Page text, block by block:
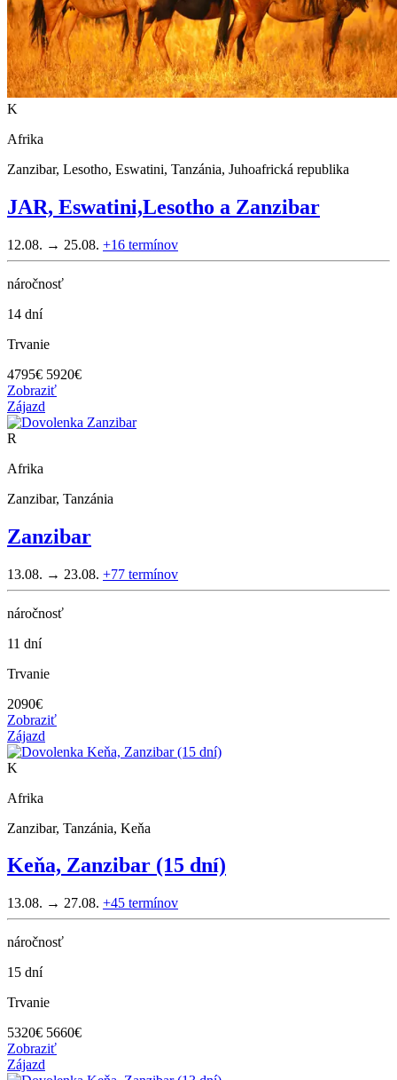
K
Afrika
Zanzibar, Lesotho, Eswatini, Tanzánia, Juhoafrická republika
JAR, Eswatini,Lesotho a Zanzibar
12.08. → 25.08. +16 termínov
náročnosť
14 dní
Trvanie
4795€ 5920€
Zobraziť
Zájazd
R
Afrika
Zanzibar, Tanzánia
Zanzibar
13.08. → 23.08. +77 termínov
náročnosť
11 dní
Trvanie
2090€
Zobraziť
Zájazd
K
Afrika
Zanzibar, Tanzánia, Keňa
Keňa, Zanzibar (15 dní)
13.08. → 27.08. +45 termínov
náročnosť
15 dní
Trvanie
5320€ 5660€
Zobraziť
Zájazd